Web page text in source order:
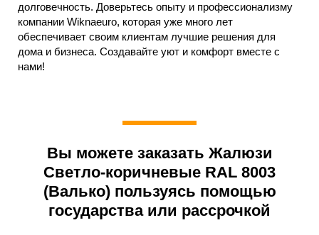
долговечность. Доверьтесь опыту и профессионализму
компании Wiknaeuro, которая уже много лет
обеспечивает своим клиентам лучшие решения для
дома и бизнеса. Создавайте уют и комфорт вместе с
нами!
Вы можете заказать Жалюзи
Светло-коричневые RAL 8003
(Валько) пользуясь помощью
государства или рассрочкой